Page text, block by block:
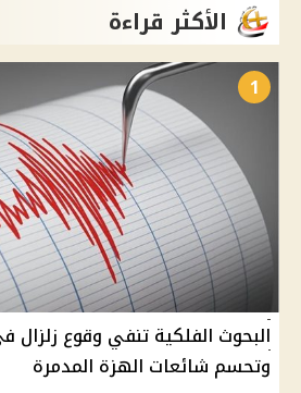
الأكثر قراءة
1
البحوث الفلكية تنفي وقوع زلزال
وتحسم شائعات الهزة المدمرة